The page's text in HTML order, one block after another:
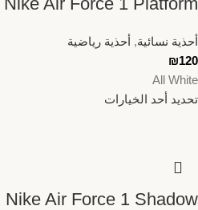
أحذية نسائية, أحذية رياضية
₪120
All White
تحديد أحد الخيارات
Nike Air Force 1 Shadow